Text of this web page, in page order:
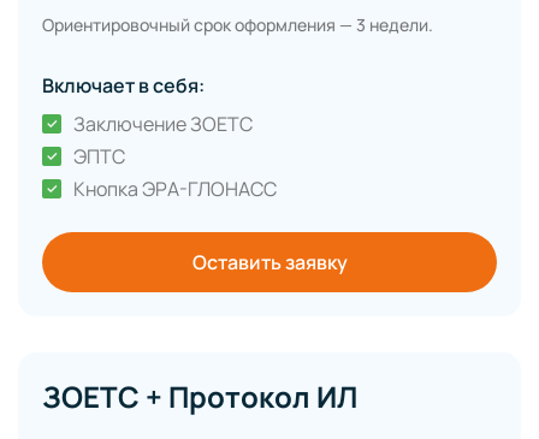
Ориентировочный срок оформления — 3 недели.
Включает в себя:
Заключение ЗОЕТС
ЭПТС
Кнопка ЭРА-ГЛОНАСС
Оставить заявку
ЗОЕТС + Протокол ИЛ